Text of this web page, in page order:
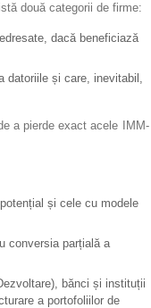
două categorii de firme:
dacă beneficiază
datoriile și care, inevitabil,
a pierde exact acele IMM-
și cele cu modele
conversia parțială a
bănci și instituții
a portofoliilor de